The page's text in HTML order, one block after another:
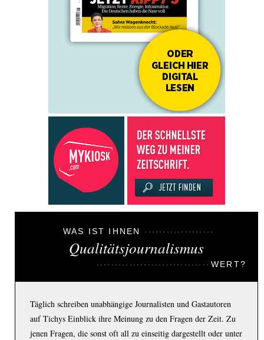
WAS IST IHNEN
Qualitätsjournalismus
WERT?
Täglich schreiben unabhängige Journalisten und Gastautoren
auf Tichys Einblick ihre Meinung zu den Fragen der Zeit. Zu
jenen Fragen, die sonst oft all zu einseitig dargestellt oder unter